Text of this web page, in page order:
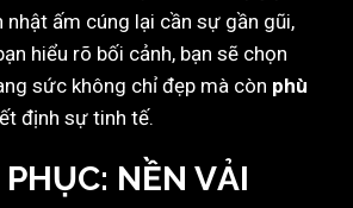
ấm cúng lại cần sự gần gũi,
hiểu rõ bối cảnh, bạn sẽ chọn
sức không chỉ đẹp mà còn phù
định sự tinh tế.
NỀN VẢI